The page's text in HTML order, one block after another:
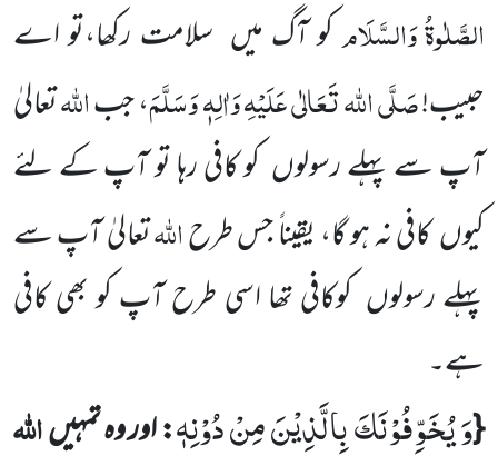
الصَّلٰوۃُوَالسَّلَامکو آگ میں سلامت رکھا،تو اے
حبیب!صَلَّی اللہ تَعَالٰی عَلَیْہِ وَاٰلِہٖ وَسَلَّمَ، جباللہتعالیٰ
آپ سے پہلے رسولوں کو کافی رہا تو آپ کے لئے
کیوںکافی نہ ہو گا، یقیناً جس طرحاللہتعالیٰ آپ سے
پہلے رسولوں کوکافی تھا اسی طرح آپ کو بھی کافی
ہے۔
{وَ یُخَوِّفُوْنَكَ بِالَّذِیْنَ مِنْ دُوْنِهٖ: اور وہ تمہیںاللہ